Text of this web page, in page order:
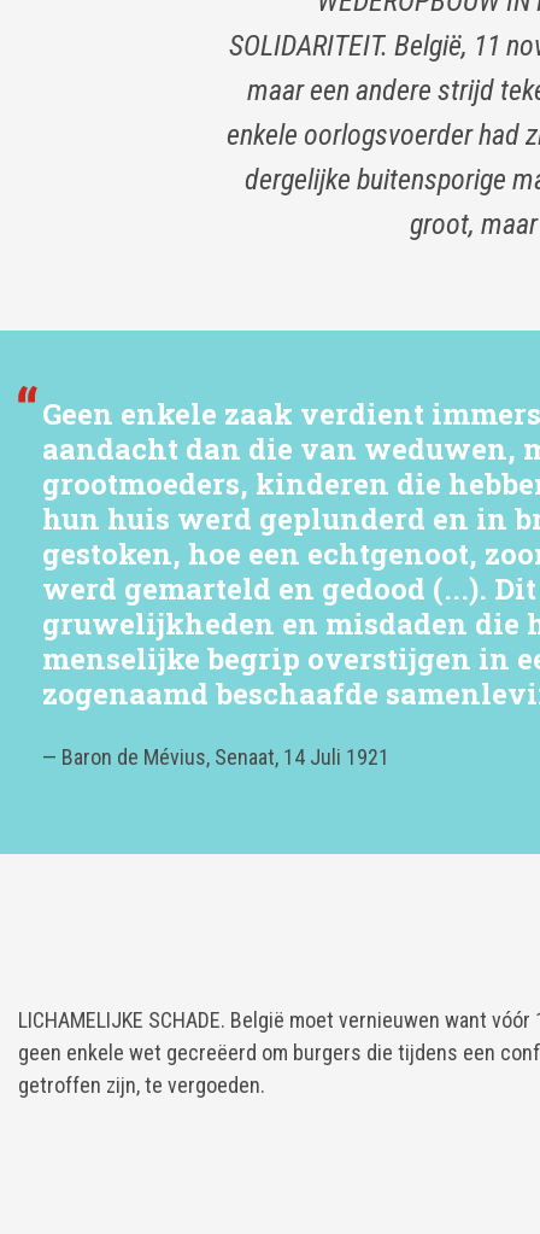
SOLIDARITEIT. België, 11
maar een andere strijd
enkele oorlogsvoerder had
dergelijke buitensporige
groot,
Geen enkele zaak verdient
aandacht dan die van weduwen,
grootmoeders, kinderen die
hun huis werd geplunderd en in
gestoken, hoe een echtgenoot,
werd gemarteld en gedood (...).
gruwelijkheden en misdaden die
menselijke begrip overstijgen in
zogenaamd beschaafde
— Baron de Mévius, Senaat, 14 Juli 1921
LICHAMELIJKE SCHADE. België moet vernieuwen want
geen enkele wet gecreëerd om burgers die tijdens een
getroffen zijn, te vergoeden.